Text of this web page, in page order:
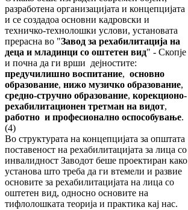
разработена организацијата и концепцијата
и се создадоа основни кадровски и
техничко-технолошки услови, установата
прерасна во "Завод за рехабилитација на
деца и младинци со оштетен вид" - Скопје
и почна да ги врши дејностите:
предучилишно воспитание, основно
образование, нижо музичко образование,
средно-стручно образование, корекционо-
рехабилитационен третман на видот,
работно и професионално оспособување.
(4)
Во структурата на концепцијата за општата
поставеност на рехабилитацијата за лица со
инвалидност Заводот беше проектиран како
установа што треба да ги втемели и развие
основите за рехабилитацијата на лица со
оштетен вид, односно основите на
тифлолошката теорија и практика кај нас.